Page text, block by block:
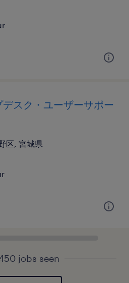
スク・ユーザーサポー
区, 宮城県
jobs seen